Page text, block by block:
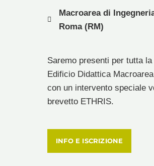
Macroarea di
Roma (RM)
Saremo presenti per tutta
Edificio Didattica
con un intervento speciale
brevetto ETHRIS.
INFO E ISCRIZIONE